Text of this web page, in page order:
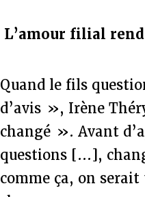
L’amour filial
Quand le fils
d’avis », Irène
changé ». Avant
questions [...],
comme ça, on serait